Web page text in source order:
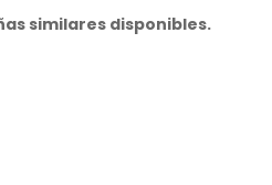
similares disponibles.